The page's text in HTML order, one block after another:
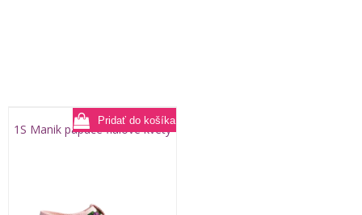
1S Manik papuče fialové kvety